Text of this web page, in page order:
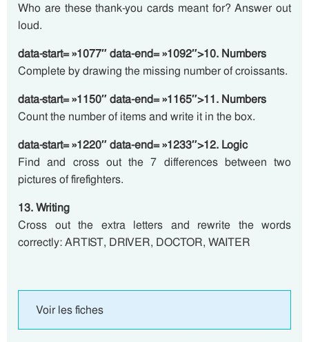
Who are these thank-you cards meant for? Answer out
loud.
data-start= »1077″ data-end= »1092″>10. Numbers
Complete by drawing the missing number of croissants.
data-start= »1150″ data-end= »1165″>11. Numbers
Count the number of items and write it in the box.
data-start= »1220″ data-end= »1233″>12. Logic
Find and cross out the 7 differences between two
pictures of firefighters.
13. Writing
Cross out the extra letters and rewrite the words
correctly: ARTIST, DRIVER, DOCTOR, WAITER
Voir les fiches